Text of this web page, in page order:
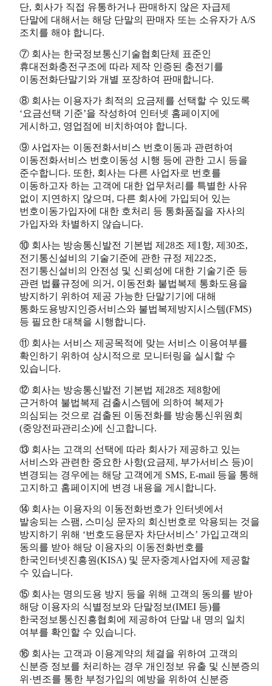
단, 회사가 직접 유통하거나 판매하지 않은 자급제
단말에 대해서는 해당 단말의 판매자 또는 소유자가 A/S
조치를 해야 합니다.
⑦ 회사는 한국정보통신기술협회단체 표준인
휴대전화충전구조에 따라 제작 인증된 충전기를
이동전화단말기와 개별 포장하여 판매합니다.
⑧ 회사는 이용자가 최적의 요금제를 선택할 수 있도록
‘요금선택 기준’을 작성하여 인터넷 홈페이지에
게시하고, 영업점에 비치하여야 합니다.
⑨ 사업자는 이동전화서비스 번호이동과 관련하여
이동전화서비스 번호이동성 시행 등에 관한 고시 등을
준수합니다. 또한, 회사는 다른 사업자로 번호를
이동하고자 하는 고객에 대한 업무처리를 특별한 사유
없이 지연하지 않으며, 다른 회사에 가입되어 있는
번호이동가입자에 대한 호처리 등 통화품질을 자사의
가입자와 차별하지 않습니다.
⑩ 회사는 방송통신발전 기본법 제28조 제1항, 제30조,
전기통신설비의 기술기준에 관한 규정 제22조,
전기통신설비의 안전성 및 신뢰성에 대한 기술기준 등
관련 법률규정에 의거, 이동전화 불법복제 통화도용을
방지하기 위하여 제공 가능한 단말기기에 대해
통화도용방지인증서비스와 불법복제방지시스템(FMS)
등 필요한 대책을 시행합니다.
⑪ 회사는 서비스 제공목적에 맞는 서비스 이용여부를
확인하기 위하여 상시적으로 모니터링을 실시할 수
있습니다.
⑫ 회사는 방송통신발전 기본법 제28조 제8항에
근거하여 불법복제 검출시스템에 의하여 복제가
의심되는 것으로 검출된 이동전화를 방송통신위원회
(중앙전파관리소)에 신고합니다.
⑬ 회사는 고객의 선택에 따라 회사가 제공하고 있는
서비스와 관련한 중요한 사항(요금제, 부가서비스 등)이
변경되는 경우에는 해당 고객에게 SMS, E-mail 등을 통해
고지하고 홈페이지에 변경 내용을 게시합니다.
⑭ 회사는 이용자의 이동전화번호가 인터넷에서
발송되는 스팸, 스미싱 문자의 회신번호로 악용되는 것을
방지하기 위해 ‘번호도용문자 차단서비스’ 가입고객의
동의를 받아 해당 이용자의 이동전화번호를
한국인터넷진흥원(KISA) 및 문자중계사업자에 제공할
수 있습니다.
⑮ 회사는 명의도용 방지 등을 위해 고객의 동의를 받아
해당 이용자의 식별정보와 단말정보(IMEI 등)를
한국정보통신진흥협회에 제공하여 단말 내 명의 일치
여부를 확인할 수 있습니다.
⑯ 회사는 고객과 이용계약의 체결을 위하여 고객의
신분증 정보를 처리하는 경우 개인정보 유출 및 신분증의
위·변조를 통한 부정가입의 예방을 위하여 신분증